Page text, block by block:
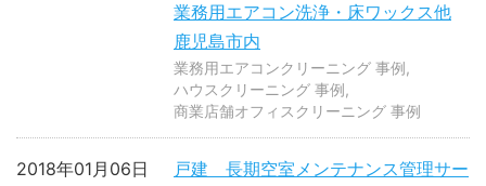
業務用エアコン洗浄・床ワックス他
鹿児島市内
業務用エアコンクリーニング 事例
ハウスクリーニング 事例
商業店舗オフィスクリーニング 事例
戸建 長期空室メンテナンス管理サー
2018年01月06日